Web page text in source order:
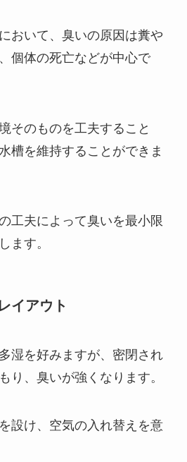
おいて、臭いの原因は糞や
個体の死亡などが中心で
そのものを工夫すること
槽を維持することができま
工夫によって臭いを最小限
ます。
イアウト
湿を好みますが、密閉され
り、臭いが強くなります。
設け、空気の入れ替えを意